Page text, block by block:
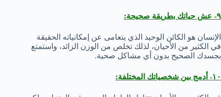
٩- عش حياتك بطريقة صحيحة:
الإنسان هو الكائن الوحيد الذي يتعامى عن إمكانياته الحقيقة
في الكثير من الأحيان، لذلك تخلص من الوزن الزائد، واستمتع
بجسدك الصحيح بدون أي مشاكل صحية.
١٠- أدمج بين شخصياتك المختلفة: